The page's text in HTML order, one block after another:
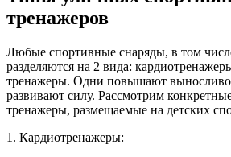
тренажеров
Любые спортивные снаряды, в том
разделяются на 2 вида:
тренажеры. Одни повышают
развивают силу. Рассмотрим
тренажеры, размещаемые на детских
1. Кардиотренажеры: